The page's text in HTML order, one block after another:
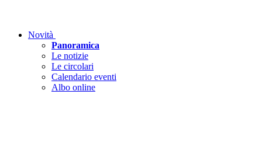
Novità
Panoramica
Le notizie
Le circolari
Calendario eventi
Albo online